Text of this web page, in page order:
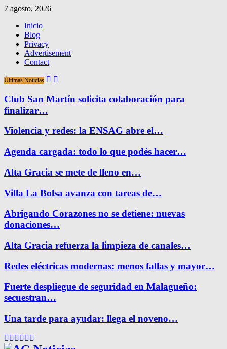
7 agosto, 2026
Inicio
Blog
Privacy
Advertisement
Contact
Últimas Noticias
Club San Martín solicita colaboración para
finalizar…
Violencia y redes: la ENSAG abre el…
Agenda cargada: todo lo que podés hacer…
Alta Gracia se mete de lleno en…
Villa La Bolsa avanza con tareas de…
Abrigando Corazones no se detiene: nuevas
donaciones…
Alta Gracia refuerza la limpieza de canales…
Redes eléctricas modernas: menos fallas y mayor…
Fuerte despliegue de seguridad en Malagueño:
secuestran…
Una tarde para ayudar: llega el noveno…
Facebook
Twitter
Instagram
Pinterest
Google